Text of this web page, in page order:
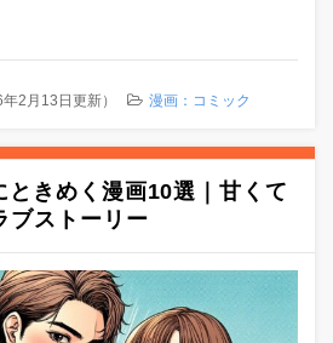
2月13日更新） 漫画：コミック
ときめく漫画10選｜甘くて
ブストーリー